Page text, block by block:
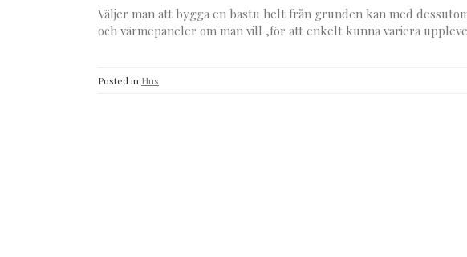
Väljer man att bygga en bastu helt från grunden kan med
och värmepaneler om man vill ,för att enkelt kunna variera
Posted in Hus